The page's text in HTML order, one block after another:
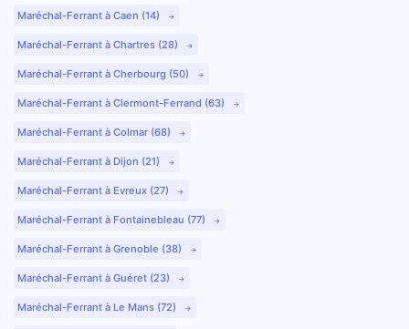
Maréchal-Ferrant à Caen (14)
Maréchal-Ferrant à Chartres (28)
Maréchal-Ferrant à Cherbourg (50)
Maréchal-Ferrant à Clermont-Ferrand (63)
Maréchal-Ferrant à Colmar (68)
Maréchal-Ferrant à Dijon (21)
Maréchal-Ferrant à Evreux (27)
Maréchal-Ferrant à Fontainebleau (77)
Maréchal-Ferrant à Grenoble (38)
Maréchal-Ferrant à Guéret (23)
Maréchal-Ferrant à Le Mans (72)